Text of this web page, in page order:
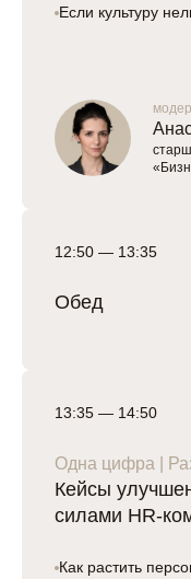
Если культуру
12:50 — 13:35
Обед
13:35 — 14:50
Одна цифра |
Кейсы
силами HR-
Как растить